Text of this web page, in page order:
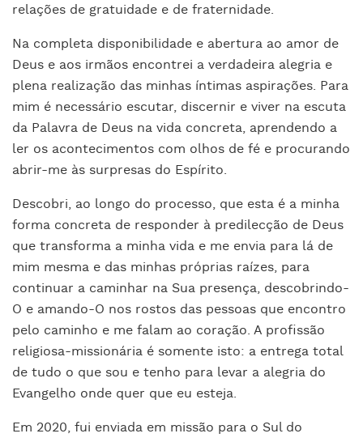
relações de gratuidade e de fraternidade.
Na completa disponibilidade e abertura ao amor de
Deus e aos irmãos encontrei a verdadeira alegria e
plena realização das minhas íntimas aspirações. Para
mim é necessário escutar, discernir e viver na escuta
da Palavra de Deus na vida concreta, aprendendo a
ler os acontecimentos com olhos de fé e procurando
abrir-me às surpresas do Espírito.
Descobri, ao longo do processo, que esta é a minha
forma concreta de responder à predilecção de Deus
que transforma a minha vida e me envia para lá de
mim mesma e das minhas próprias raízes, para
continuar a caminhar na Sua presença, descobrindo-
O e amando-O nos rostos das pessoas que encontro
pelo caminho e me falam ao coração. A profissão
religiosa-missionária é somente isto: a entrega total
de tudo o que sou e tenho para levar a alegria do
Evangelho onde quer que eu esteja.
Em 2020, fui enviada em missão para o Sul do